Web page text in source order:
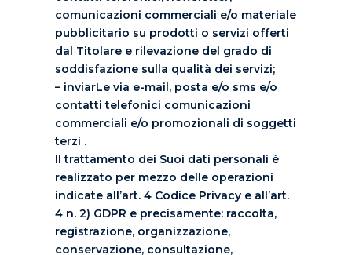
comunicazioni commerciali e/o materiale
pubblicitario su prodotti o servizi offerti
dal Titolare e rilevazione del grado di
soddisfazione sulla qualità dei servizi;
– inviarLe via e-mail, posta e/o sms e/o
contatti telefonici comunicazioni
commerciali e/o promozionali di soggetti
terzi .
Il trattamento dei Suoi dati personali è
realizzato per mezzo delle operazioni
indicate all’art. 4 Codice Privacy e all’art.
4 n. 2) GDPR e precisamente: raccolta,
registrazione, organizzazione,
conservazione, consultazione,